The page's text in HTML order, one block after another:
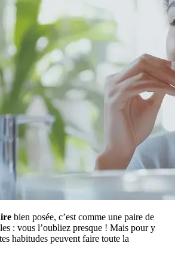
bien posée, c’est comme une paire de
: vous l’oubliez presque ! Mais pour y
habitudes peuvent faire toute la